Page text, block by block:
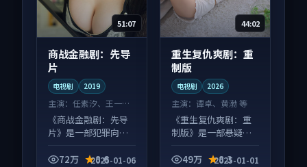
51:07
商战金融剧：先导
片
电视剧 2019
主演： 任素汐、王一博
等
《商战金融剧：先导
片》是一部犯罪向电
发酵，适合周末一口
72万 8.6
2025-01-06
44:02
重生复仇爽剧：重
制版
电视剧 2026
主演：谭卓、黄渤 等
《重生复仇爽剧：重
制版》是一部悬疑向
蛋别错过，字幕区常
49万 8.3
2025-01-01